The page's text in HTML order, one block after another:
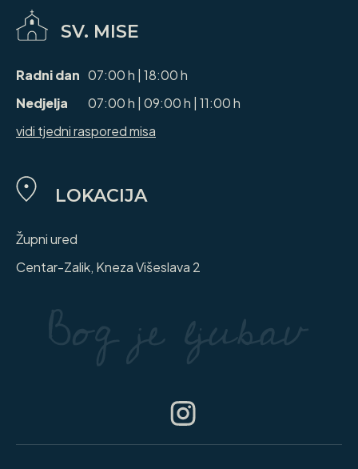
SV. MISE
Radni dan 07:00 h | 18:00 h
Nedjelja
07:00 h | 09:00 h | 11:00 h
vidi tjedni raspored misa
LOKACIJA
Župni ured
Centar-Zalik, Kneza Višeslava 2